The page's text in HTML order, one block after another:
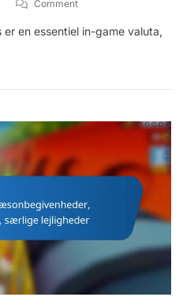
CommentOn
Mønter:
Praksis
en essentiel in-game valuta,